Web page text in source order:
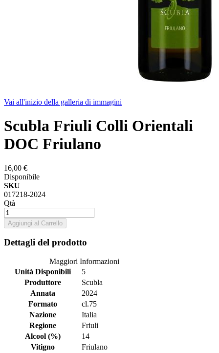
Vai all'inizio della galleria di immagini
Scubla Friuli Colli Orientali
DOC Friulano
16,00 €
Disponibile
SKU
017218-2024
Qtà
Aggiungi al Carrello
Dettagli del prodotto
Maggiori Informazioni
Unità Disponibili
5
Produttore
Scubla
Annata
2024
Formato
cl.75
Nazione
Italia
Regione
Friuli
Alcool (%)
14
Vitigno
Friulano